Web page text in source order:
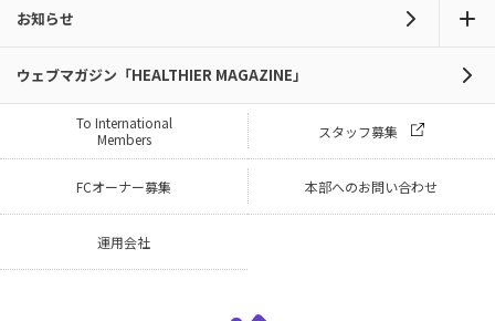
お知らせ
ウェブマガジン「HEALTHIER MAGAZINE」
To International
Members
スタッフ募集
FCオーナー募集 本部へのお問い合わせ
運用会社